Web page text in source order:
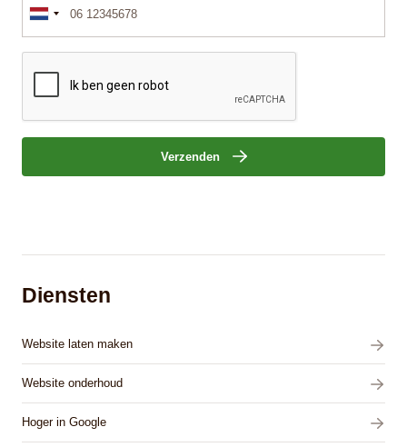
Verzenden
Diensten
Website laten maken
Website onderhoud
Hoger in Google